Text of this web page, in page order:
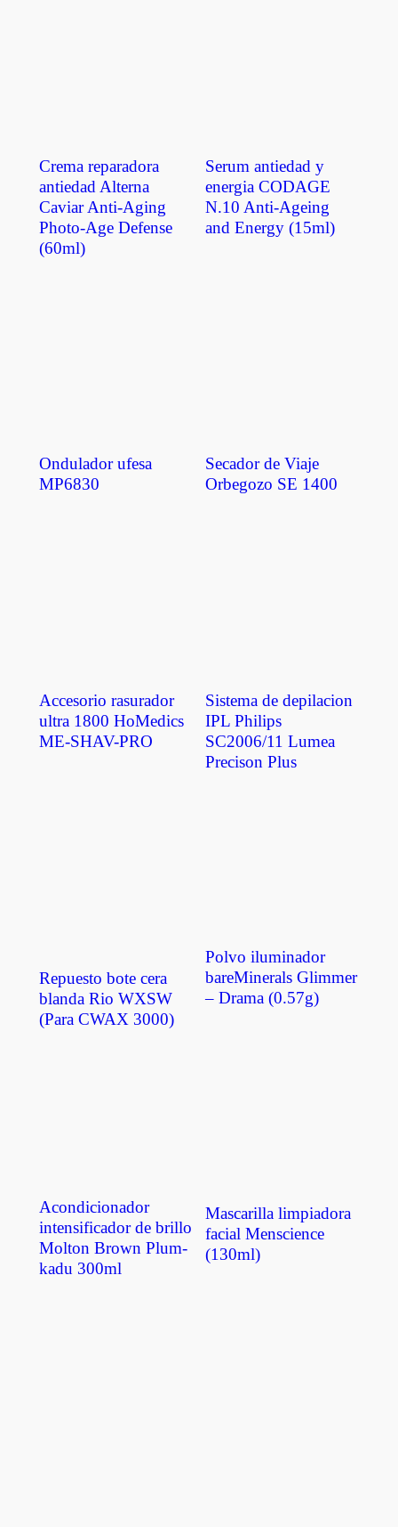
Crema reparadora
antiedad Alterna
Caviar Anti-Aging
Photo-Age Defense
(60ml)
Serum antiedad y
energia CODAGE
N.10 Anti-Ageing
and Energy (15ml)
Ondulador ufesa
MP6830
Secador de Viaje
Orbegozo SE 1400
Accesorio rasurador
ultra 1800 HoMedics
ME-SHAV-PRO
Sistema de depilacion
IPL Philips
SC2006/11 Lumea
Precison Plus
Repuesto bote cera
blanda Rio WXSW
(Para CWAX 3000)
Polvo iluminador
bareMinerals Glimmer
– Drama (0.57g)
Acondicionador
intensificador de brillo
Molton Brown Plum-
kadu 300ml
Mascarilla limpiadora
facial Menscience
(130ml)